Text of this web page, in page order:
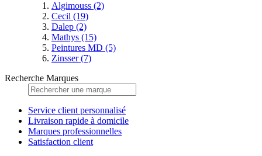
Algimouss (2)
Cecil (19)
Dalep (2)
Mathys (15)
Peintures MD (5)
Zinsser(7)
Recherche Marques
Service client personnalisé
Livraison rapide à domicile
Marques professionnelles
Satisfaction client